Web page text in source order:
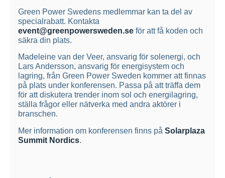
Green Power Swedens medlemmar kan ta del av
specialrabatt. Kontakta
event@greenpowersweden.se för att få koden och
säkra din plats.
Madeleine van der Veer, ansvarig för solenergi, och
Lars Andersson, ansvarig för energisystem och
lagring, från Green Power Sweden kommer att finnas
på plats under konferensen. Passa på att träffa dem
för att diskutera trender inom sol och energilagring,
ställa frågor eller nätverka med andra aktörer i
branschen.
Mer information om konferensen finns på Solarplaza
Summit Nordics.